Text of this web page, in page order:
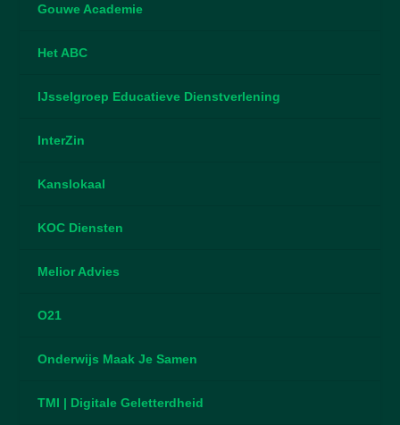
Gouwe Academie
Het ABC
IJsselgroep Educatieve Dienstverlening
InterZin
Kanslokaal
KOC Diensten
Melior Advies
O21
Onderwijs Maak Je Samen
TMI | Digitale Geletterdheid